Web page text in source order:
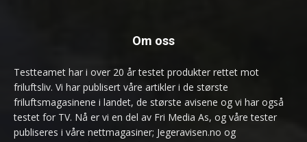
Om oss
Testteamet har i over 20 år testet produkter rettet mot
friluftsliv. Vi har publisert våre artikler i de største
friluftsmagasinene i landet, de største avisene og vi har også
testet for TV. Nå er vi en del av Fri Media As, og våre tester
publiseres i våre nettmagasiner; Jegeravisen.no og